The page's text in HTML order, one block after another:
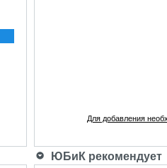
Для добавления
ЮБиК рекомендует